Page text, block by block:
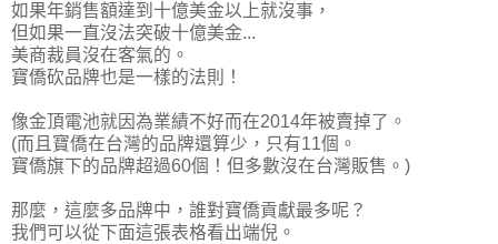
如果年銷售額達到十億美金以上就沒事，
但如果一直沒法突破十億美金...
美商裁員沒在客氣的。
寶僑砍品牌也是一樣的法則！
像金頂電池就因為業績不好而在2014年被賣掉了。
(而且 寶僑在台灣的品牌還算少，只有11個 。
寶僑旗下的品牌超過60個！但多數沒在台灣販售。)
那麼，這麼多品牌中，誰對寶僑貢獻最多呢？
我們可以從下面這張表格看出端倪。